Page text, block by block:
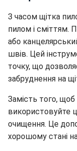
З часом щітка
пилом і сміттям.
або
швів. Цей
точку, що
забруднення на
Замість того,
використовуйте
очищення. Це
хорошому стані